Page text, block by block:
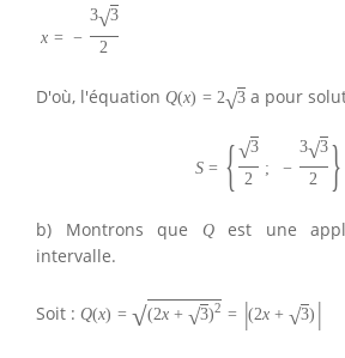
x = −
3√3
2
D'où, l'équation Q(x) = 2√3 a pour
S = {√3
2
; −
3√3
2
}
b) Montrons que Qest une
intervalle.
Soit : Q(x) = √(2x + √3)2 = |(2x + √3) |